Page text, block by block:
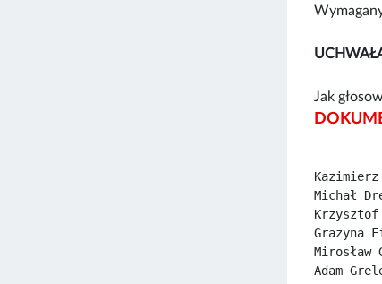
Jak
Michał
Adam